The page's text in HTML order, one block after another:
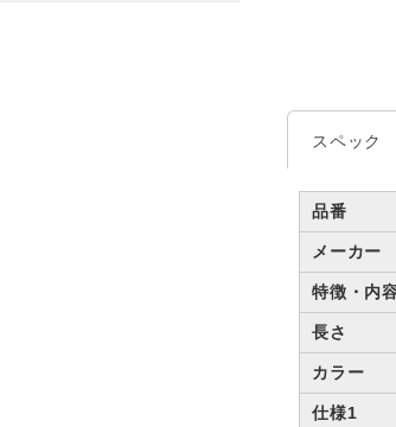
スペック
品番
メーカー
特徴・内
長さ
カラー
仕様1